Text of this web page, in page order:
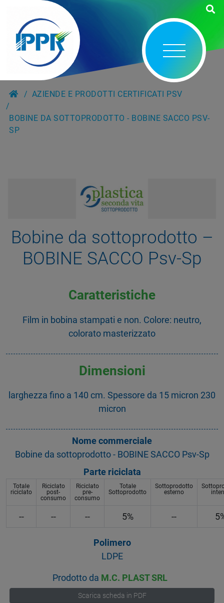
AZIENDE E PRODOTTI CERTIFICATI PSV
BOBINE DA SOTTOPRODOTTO - BOBINE SACCO PSV-
SP
Bobine da sottoprodotto –
BOBINE SACCO Psv-Sp
Caratteristiche
Film in bobina stampati e non. Colore: neutro,
colorato masterizzato
Dimensioni
larghezza fino a 140 cm. Spessore da 15 micron 230
micron
Nome commerciale
Bobine da sottoprodotto - BOBINE SACCO Psv-Sp
Parte riciclata
Totale
riciclato
Riciclato
post-
consumo
Riciclato
pre-
consumo
Totale
Sottoprodotto
Sottoprodotto
esterno
-- -- -- 5% --
Polimero
LDPE
Prodotto da M.C. PLAST SRL
Scarica scheda in PDF